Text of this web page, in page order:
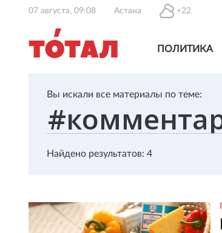
07 августа, 09:08 Астана +22
ПОЛИТИКА
Вы искали все материалы по теме:
Найдено результатов: 4